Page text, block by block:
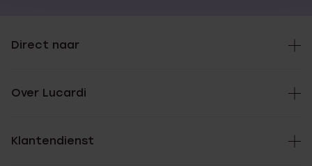
Direct naar
Over Lucardi
Klantendienst